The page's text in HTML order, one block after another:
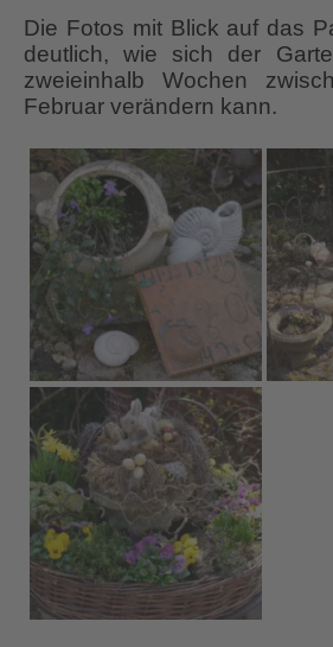
Die Fotos mit Blick auf das
deutlich, wie sich der
zweieinhalb Wochen
Februar verändern kann.